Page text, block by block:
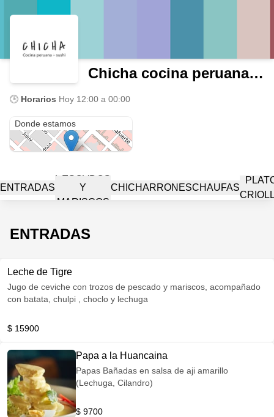
Chicha cocina peruana - sushi
🕒 Horarios Hoy 12:00 a 00:00
Donde estamos
ENTRADAS
Y
MARISCOS
CHICHARRONESCHAUFAS
ENTRADAS
Leche de Tigre
Jugo de ceviche con trozos de pescado y mariscos, acompañado
con batata, chulpi , choclo y lechuga
$ 15900
Papa a la Huancaina
Papas Bañadas en salsa de aji amarillo
(Lechuga, Cilandro)
$ 9700